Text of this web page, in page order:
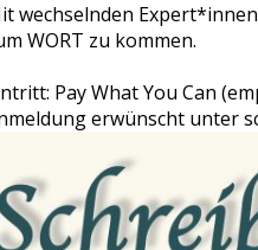
wechselnden
WORT zu kommen.
Pay What You Can
erwünscht unter